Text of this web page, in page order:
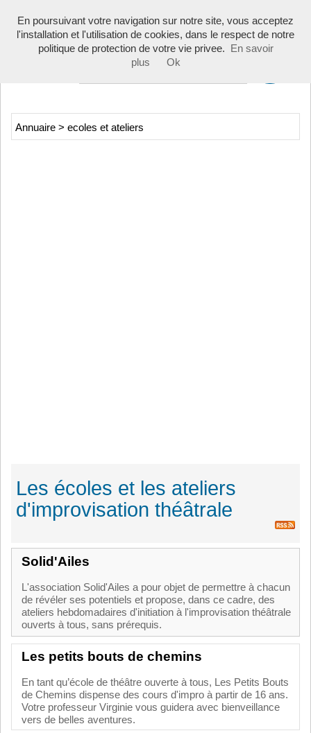
Toggle
Annuaire > ecoles et ateliers
Les écoles et les ateliers
d'improvisation théâtrale
Solid'Ailes
L'association Solid'Ailes a pour objet de permettre à chacun
de révéler ses potentiels et propose, dans ce cadre, des
ateliers hebdomadaires d'initiation à l'improvisation théâtrale
ouverts à tous, sans prérequis.
Les petits bouts de chemins
En tant qu’école de théâtre ouverte à tous, Les Petits Bouts
de Chemins dispense des cours d'impro à partir de 16 ans.
Votre professeur Virginie vous guidera avec bienveillance
vers de belles aventures.
En poursuivant votre navigation sur notre site, vous acceptez
l'installation et l'utilisation de cookies, dans le respect de notre
politique de protection de votre vie privee.
En savoir
plus
Ok